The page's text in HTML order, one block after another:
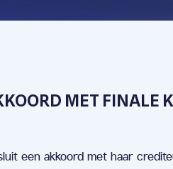
MET FINALE
een akkoord met haar